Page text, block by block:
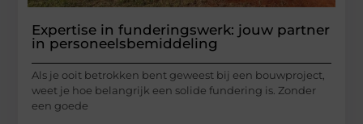
Expertise in funderingswerk: jouw partner
in personeelsbemiddeling
Als je ooit betrokken bent geweest bij een bouwproject,
weet je hoe belangrijk een solide fundering is. Zonder
een goede